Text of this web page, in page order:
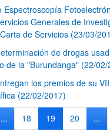
Espectroscopía
Generales de
de Servicios (23/03/
de drogas
de la "Burundanga" (22/02/
los premios de su
(22/02/2017)
...Páginas intermedias Use
Página
18 Página
19 Página
20 ...